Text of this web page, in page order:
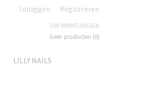
Inloggen Registreren
UW WINKELWAGEN
Geen producten (0)
LILLY NAILS